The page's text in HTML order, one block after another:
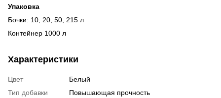
Упаковка
Бочки: 10, 20, 50, 215 л
Контейнер 1000 л
Характеристики
Цвет
Белый
Тип добавки
Повышающая прочность